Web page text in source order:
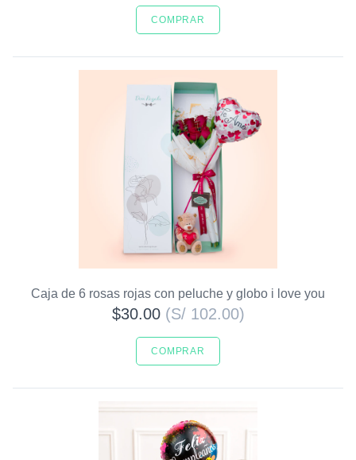
COMPRAR
Caja de 6 rosas rojas con peluche y globo i love you
$30.00 (S/ 102.00)
COMPRAR